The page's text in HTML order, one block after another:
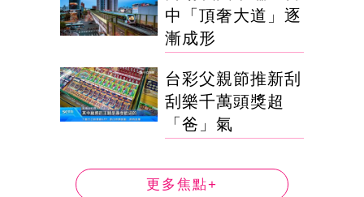
中「頂奢大道」逐
漸成形
台彩父親節推新刮
刮樂千萬頭獎超
「爸」氣
更多焦點+